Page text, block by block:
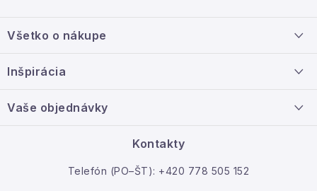
p
ä
Všetko o nákupe
Veľkoobchodná spolupráca
Inšpirácia
Vaše objednávky
Kontakty
Telefón (PO–ŠT): +420 778 505 152